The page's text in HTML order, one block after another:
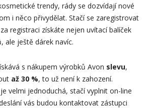
trendy, rády se dozvídají nové
i něco přivydělat. Stačí se zaregistrovat
registraci získáte nejen uvítací balíček
ale ještě dárek navíc.
s nákupem výrobků Avon slevu,
až 30 %, to už není k zahození.
velmi jednoduchá, stačí vyplnit on-line
vás budou kontaktovat zástupci